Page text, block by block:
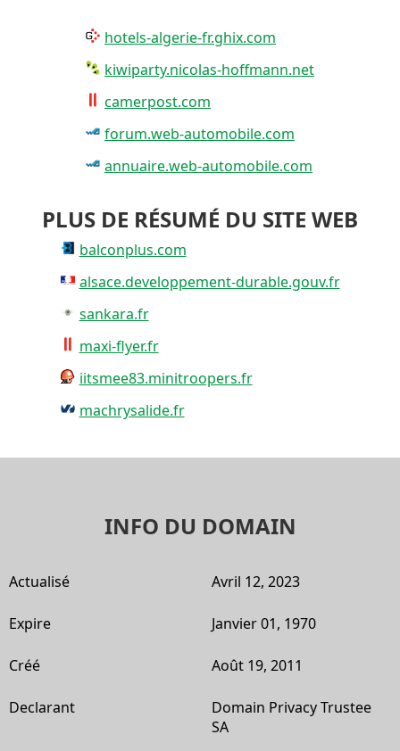
hotels-algerie-fr.ghix.com
kiwiparty.nicolas-hoffmann.net
camerpost.com
forum.web-automobile.com
annuaire.web-automobile.com
PLUS DE RÉSUMÉ DU SITE WEB
balconplus.com
alsace.developpement-durable.gouv.fr
sankara.fr
maxi-flyer.fr
iitsmee83.minitroopers.fr
machrysalide.fr
INFO DU DOMAIN
Actualisé Avril 12, 2023
Expire Janvier 01, 1970
Créé Août 19, 2011
Declarant
Domain Privacy Trustee
SA